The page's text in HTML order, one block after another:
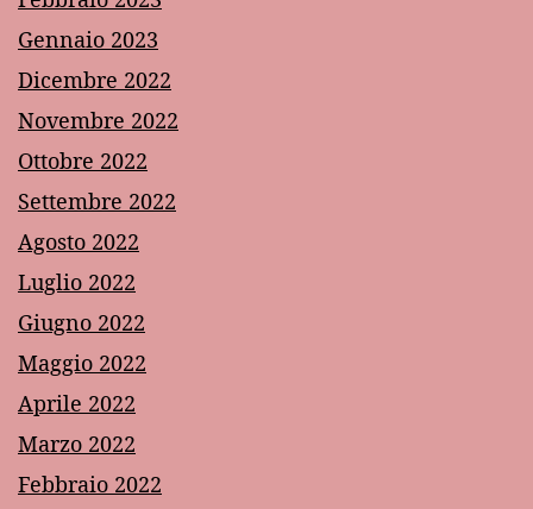
Gennaio 2023
Dicembre 2022
Novembre 2022
Ottobre 2022
Settembre 2022
Agosto 2022
Luglio 2022
Giugno 2022
Maggio 2022
Aprile 2022
Marzo 2022
Febbraio 2022